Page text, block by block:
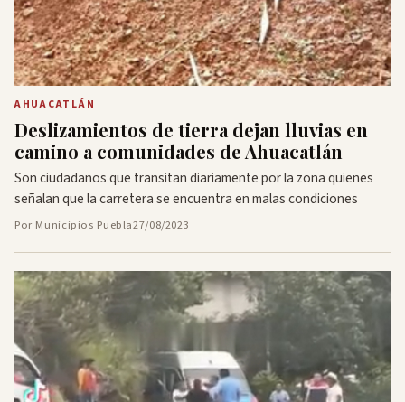
AHUACATLÁN
Deslizamientos de tierra dejan lluvias en
camino a comunidades de Ahuacatlán
Son ciudadanos que transitan diariamente por la zona quienes
señalan que la carretera se encuentra en malas condiciones
Por Municipios Puebla27/08/2023